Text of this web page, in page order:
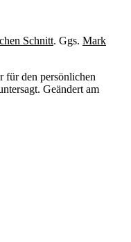
Schnitt. Ggs. Mark
den persönlichen
Geändert am